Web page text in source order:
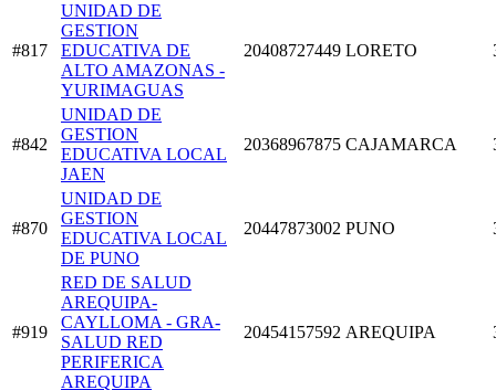
#817
UNIDAD DE
GESTION
EDUCATIVA DE
ALTO AMAZONAS -
YURIMAGUAS
20408727449 LORETO
#842
UNIDAD DE
GESTION
EDUCATIVA LOCAL
JAEN
20368967875 CAJAMARCA
#870
UNIDAD DE
GESTION
EDUCATIVA LOCAL
DE PUNO
20447873002 PUNO
#919
RED DE SALUD
AREQUIPA-
CAYLLOMA - GRA-
SALUD RED
PERIFERICA
AREQUIPA
20454157592 AREQUIPA